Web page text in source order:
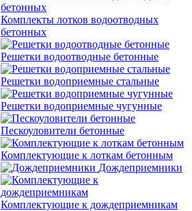
Комплекты лотков водоотводных
бетонных
Решетки водоотводные бетонные
Решетки водоприемные стальные
Решетки водоприемные чугунные
Пескоуловители бетонные
Комплектующие к лоткам бетонным
Дождеприемники
Комплектующие к дождеприемникам